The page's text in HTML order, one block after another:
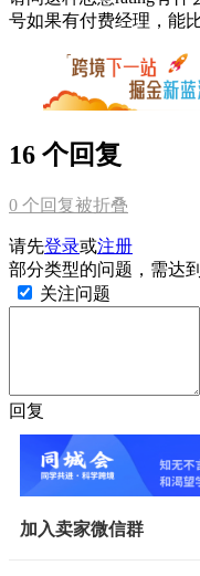
号如果有付费经理，能
16 个回复
0 个回复被折叠
请先登录或注册
部分类型的问题，需达
关注问题
回复
加入卖家微信群